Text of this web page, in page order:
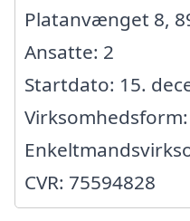
Platanvænget 8,
Ansatte: 2
Startdato: 15.
Virksomhedsform:
CVR: 75594828